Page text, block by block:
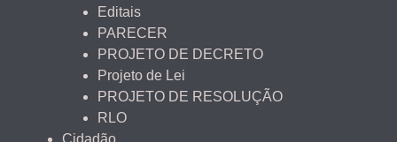
Editais
PARECER
PROJETO DE DECRETO
Projeto de Lei
PROJETO DE RESOLUÇÃO
RLO